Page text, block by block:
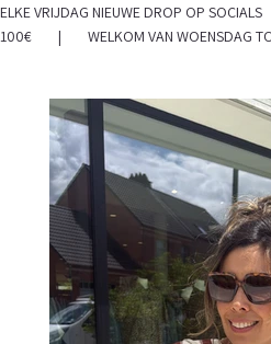
ELKE VRIJDAG NIEUWE DROP OP
100€ | WELKOM VAN WOENSDAG TOT